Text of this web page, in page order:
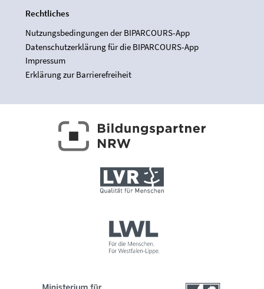
Rechtliches
Nutzungsbedingungen der BIPARCOURS-App
Datenschutzerklärung für die BIPARCOURS-App
Impressum
Erklärung zur Barrierefreiheit